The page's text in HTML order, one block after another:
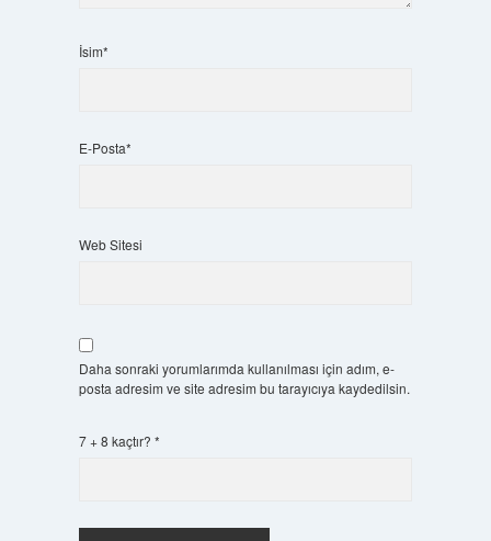
İsim*
E-Posta*
Web Sitesi
Daha sonraki yorumlarımda kullanılması için adım, e-
posta adresim ve site adresim bu tarayıcıya kaydedilsin.
7 + 8 kaçtır? *